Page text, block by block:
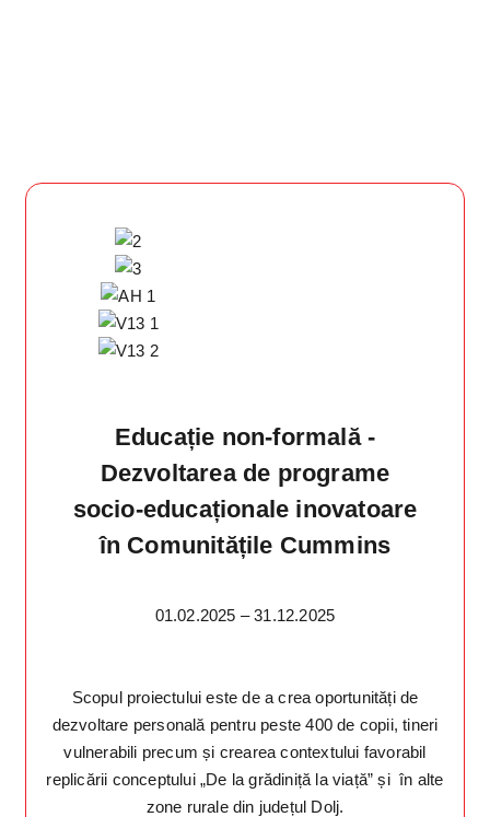
Educație non-formală -
Dezvoltarea de programe
socio-educaționale inovatoare
în Comunitățile Cummins
01.02.2025 – 31.12.2025
Scopul proiectului este de a crea oportunități de
dezvoltare personală pentru peste 400 de copii, tineri
vulnerabili precum și crearea contextului favorabil
replicării conceptului „De la grădiniță la viață” și în alte
zone rurale din județul Dolj.